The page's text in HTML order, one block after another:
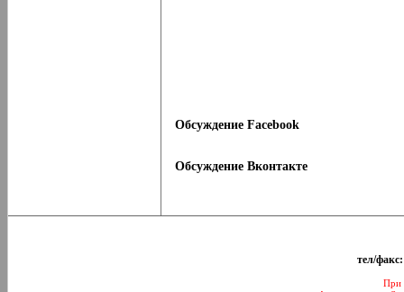
Обсуждение Facebook
Обсуждение Вконтакте
тел/факс:
При